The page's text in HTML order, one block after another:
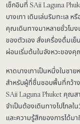
เช็กอินที่ SAii Laguna
บางเทา เดินเล่นริมทะเล ห
คุณเดินทางมาหลายชั่วโมง
ของตัวเอง สั่งเครื่องดื่มเ
ผ่อนเริ่มต้นในจังหวะของคุ
หาดบางเทาเป็นหนึ่งในชา
สำหรับผู้ที่ชื่นชอบพื้นที่กว้าง
SAii Laguna Phuket คุณส
จำเป็นต้องเดินทางไปไกล
และความรู้สึกของการได้ม